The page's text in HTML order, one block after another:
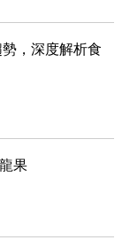
，深度解析食
果